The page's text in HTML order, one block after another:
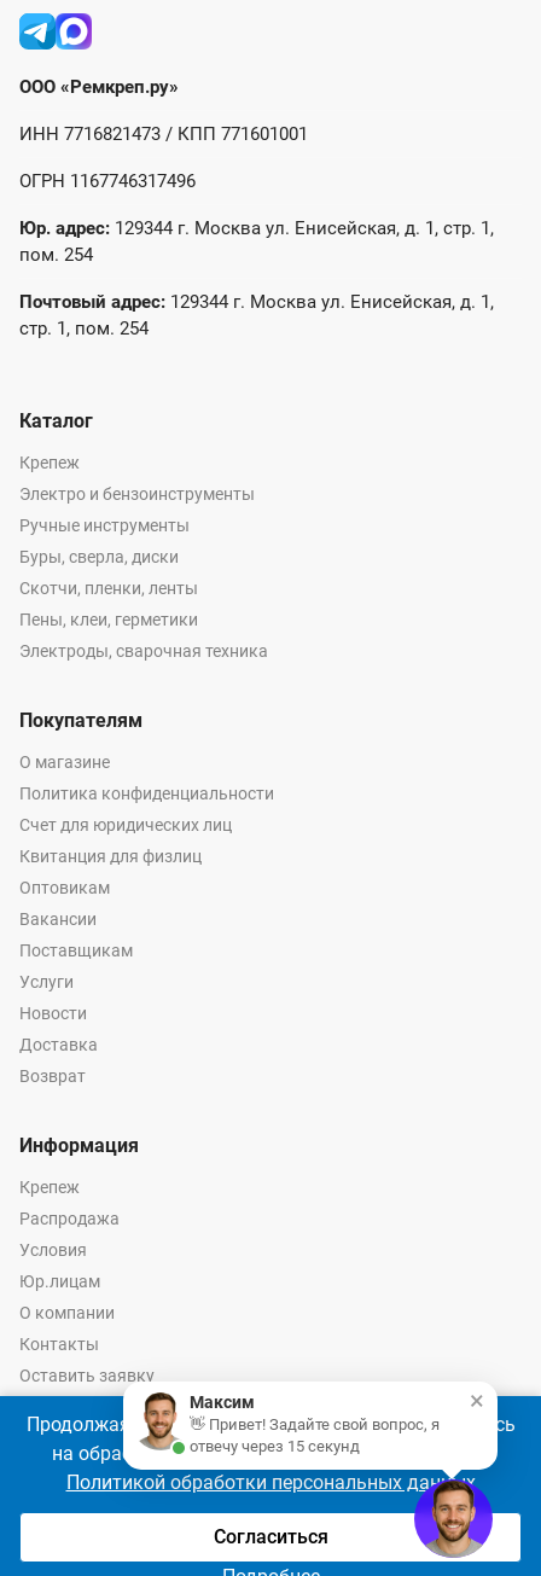
ООО «Ремкреп.ру»
ИНН 7716821473 / КПП 771601001
ОГРН 1167746317496
Юр. адрес: 129344 г. Москва ул. Енисейская, д. 1, стр. 1,
пом. 254
Почтовый адрес: 129344 г. Москва ул. Енисейская, д. 1,
стр. 1, пом. 254
Каталог
Крепеж
Электро и бензоинструменты
Ручные инструменты
Буры, сверла, диски
Скотчи, пленки, ленты
Пены, клеи, герметики
Электроды, сварочная техника
Покупателям
О магазине
Политика конфиденциальности
Счет для юридических лиц
Квитанция для физлиц
Оптовикам
Вакансии
Поставщикам
Услуги
Новости
Доставка
Возврат
Информация
Крепеж
Распродажа
Условия
Юр.лицам
О компании
Контакты
Оставить заявку
Калькулятор крепежа
© 2026 год Оптово-розничные продажи крепежа и инструмента -
Ремкреп.ру
Продолжая использовать наш сайт, Вы соглашаетесь
на обработку файлов cookie 🍪 в соответствии с
Политикой обработки персональных данных
Согласиться
×
Максим
👋 Привет! Задайте свой вопрос, я
отвечу через 15 секунд